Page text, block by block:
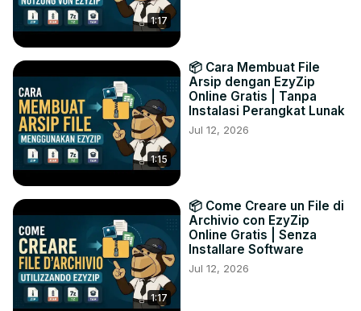
1:17
1:15
📦 Cara Membuat File
Arsip dengan EzyZip
Online Gratis | Tanpa
Instalasi Perangkat Lunak
Jul 12, 2026
1:17
📦 Come Creare un File di
Archivio con EzyZip
Online Gratis | Senza
Installare Software
Jul 12, 2026